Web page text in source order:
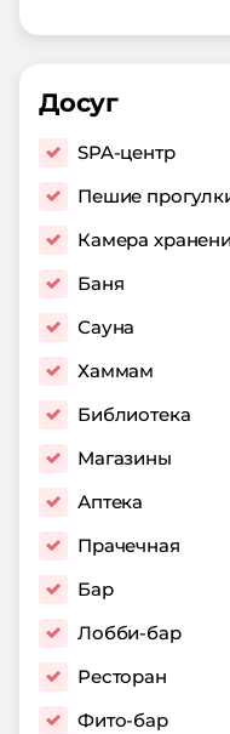
Досуг
SPA-центр
Пешие
Камера
Баня
Сауна
Хаммам
Библиотека
Магазины
Аптека
Прачечная
Бар
Лобби-бар
Ресторан
Фито-бар